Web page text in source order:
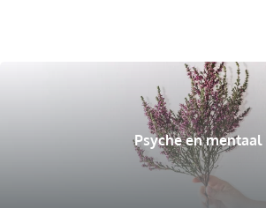
Psyche en mentaal